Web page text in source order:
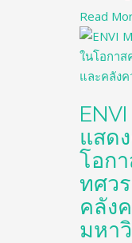
Read
แสด
โอก
ทศว
คลัง
มหา